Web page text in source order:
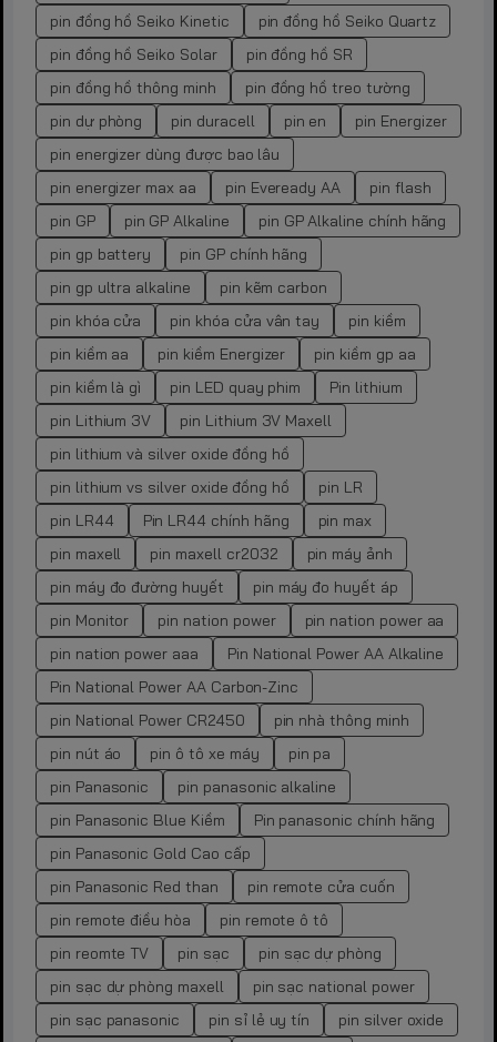
pin đồng hồ Seiko Kinetic
pin đồng hồ Seiko Quartz
pin đồng hồ Seiko Solar
pin đồng hồ SR
pin đồng hồ thông minh
pin đồng hồ treo tường
pin dự phòng
pin duracell pin en
pin Energizer
pin energizer dùng được bao lâu
pin energizer max aa
pin Eveready AA
pin flash
pin GP
pin GP Alkaline
pin GP Alkaline chính hãng
pin gp battery
pin GP chính hãng
pin gp ultra alkaline
pin kẽm carbon
pin khóa cửa
pin khóa cửa vân tay
pin kiềm
pin kiềm aa
pin kiềm Energizer
pin kiềm gp aa
pin kiềm là gì
pin LED quay phim
Pin lithium
pin Lithium 3V
pin Lithium 3V Maxell
pin lithium và silver oxide đồng hồ
pin lithium vs silver oxide đồng hồ
pin LR
pin LR44
Pin LR44 chính hãng
pin max
pin maxell
pin maxell cr2032
pin máy ảnh
pin máy đo đường huyết
pin máy đo huyết áp
pin Monitor
pin nation power
pin nation power aa
pin nation power aaa
Pin National Power AA Alkaline
Pin National Power AA Carbon-Zinc
pin National Power CR2450
pin nhà thông minh
pin nút áo
pin ô tô xe máy
pin pa
pin Panasonic
pin panasonic alkaline
pin Panasonic Blue Kiềm
Pin panasonic chính hãng
pin Panasonic Gold Cao cấp
pin Panasonic Red than
pin remote cửa cuốn
pin remote điều hòa
pin remote ô tô
pin reomte TV
pin sạc
pin sạc dự phòng
pin sạc dự phòng maxell
pin sạc national power
pin sạc panasonic
pin sỉ lẻ uy tín
pin silver oxide